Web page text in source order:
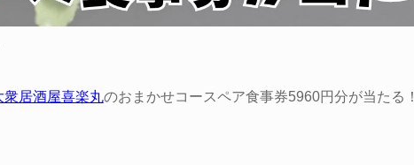
衆居酒屋喜楽丸のおまかせコースペア食事券5960円分が当たる！